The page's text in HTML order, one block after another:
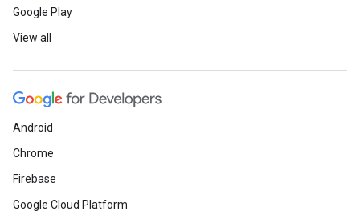
Google Play
View all
Android
Chrome
Firebase
Google Cloud Platform